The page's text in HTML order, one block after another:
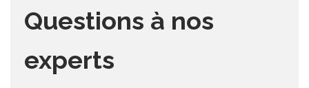
Questions à nos
experts